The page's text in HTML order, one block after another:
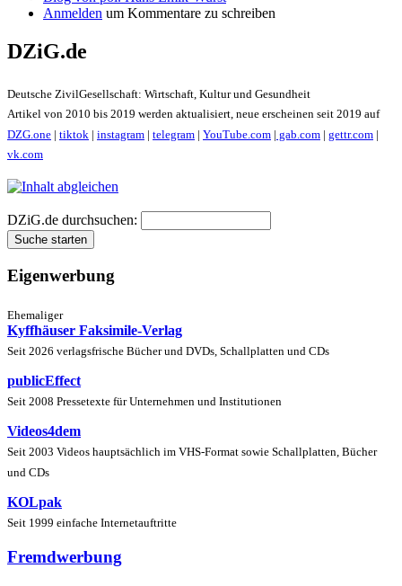
Anmelden um Kommentare zu schreiben
DZiG.de
Deutsche ZivilGesellschaft: Wirtschaft, Kultur und Gesundheit
Artikel von 2010 bis 2019 werden aktualisiert, neue erscheinen seit 2019 auf
DZG.one | tiktok | instagram | telegram | YouTube.com | gab.com | gettr.com |
vk.com
DZiG.de durchsuchen:
Eigenwerbung
Ehemaliger
Kyffhäuser Faksimile-Verlag
Seit 2026 verlagsfrische Bücher und DVDs, Schallplatten und CDs
publicEffect
Seit 2008 Pressetexte für Unternehmen und Institutionen
Videos4dem
Seit 2003 Videos hauptsächlich im VHS-Format sowie Schallplatten, Bücher
und CDs
KOLpak
Seit 1999 einfache Internetauftritte
Fremdwerbung